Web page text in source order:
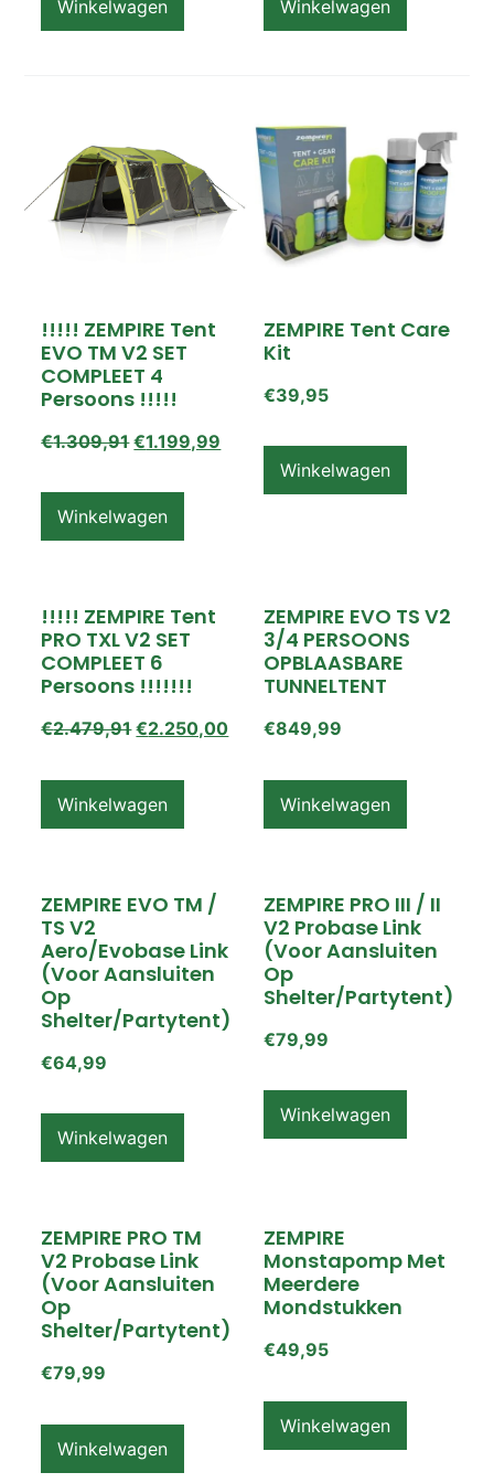
Winkelwagen Winkelwagen
!!!!! ZEMPIRE Tent
EVO TM V2 SET
COMPLEET 4
Persoons !!!!!
€1.309,91 €1.199,99
Winkelwagen
ZEMPIRE Tent Care
Kit
€39,95
Winkelwagen
!!!!! ZEMPIRE Tent
PRO TXL V2 SET
COMPLEET 6
Persoons !!!!!!!
€2.479,91 €2.250,00
Winkelwagen
ZEMPIRE EVO TS V2
3/4 PERSOONS
OPBLAASBARE
TUNNELTENT
€849,99
Winkelwagen
ZEMPIRE EVO TM /
TS V2
Aero/Evobase Link
(voor Aansluiten
Op
Shelter/partytent)
€64,99
Winkelwagen
ZEMPIRE PRO III / II
V2 Probase Link
(voor Aansluiten
Op
Shelter/partytent)
€79,99
Winkelwagen
ZEMPIRE PRO TM
V2 Probase Link
(voor Aansluiten
Op
Shelter/partytent)
€79,99
Winkelwagen
ZEMPIRE
Monstapomp Met
Meerdere
Mondstukken
€49,95
Winkelwagen